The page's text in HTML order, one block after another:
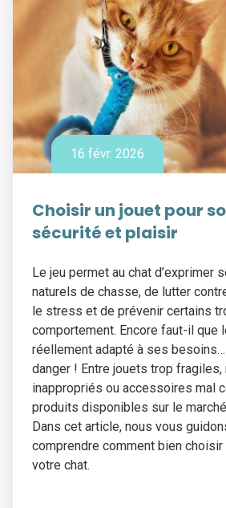
16 févr. 2026
Choisir un jouet pour
sécurité et plaisir
Le jeu permet au chat d’exprimer
naturels de chasse, de lutter
le stress et de prévenir certains
comportement. Encore faut-il que
réellement adapté à ses
danger ! Entre jouets trop fragiles,
inappropriés ou accessoires mal
produits disponibles sur le
Dans cet article, nous vous
comprendre comment bien choisir
votre chat.